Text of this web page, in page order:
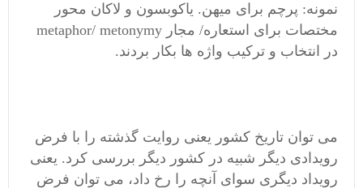
نمونه: پرچم برای میهن. یاکوبسون و لاکان محور
مختصات برای استعاره/ مجار metaphor/ metonymy
در انتخاب و ترکیب واژه ها بکار بردند.
می توان تاریخ کشور یعنی روایت گذشته را با فرض
رویدادی دیگر شبیه در کشور دیگر بررسی کرد. یعنی
رویداد دیگری سوای آنچه را رخ داد، می توان فرض